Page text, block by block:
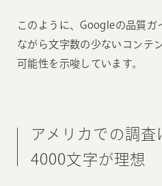
このように、Googleの品質ガ
ながら文字数の少ないコンテ
可能性を示唆しています。
アメリカでの調
4000文字が理想